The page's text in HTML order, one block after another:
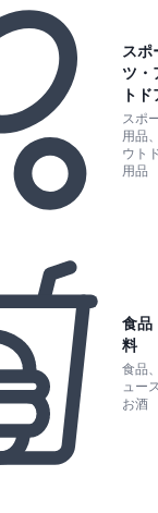
スポ
ツ・
トド
スポ
用品
ウト
用品
食品
料
食品
ュー
お酒